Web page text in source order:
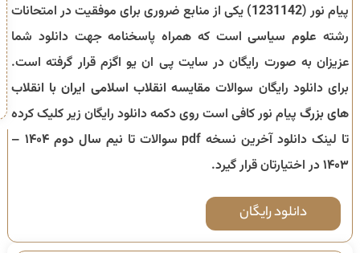
پیام نور (1231142) یکی از منابع ضروری برای موفقیت در امتحانات
رشته علوم سیاسیاست که همراه پاسخنامه جهت دانلود شما
عزیزان به صورت رایگان در سایت پی ان یو اگزم قرار گرفته است.
برای دانلود رایگان سوالات مقایسه انقلاب اسلامی ایران با انقلاب
های بزرگ پیام نور کافی است روی دکمه دانلود رایگان زیر کلیک کرده
تا لینک دانلود آخرین نسخه pdf سوالات تا
نیم سال دوم ۱۴۰۴ –
۱۴۰۳در اختیارتان قرار گیرد.
دانلود رایگان